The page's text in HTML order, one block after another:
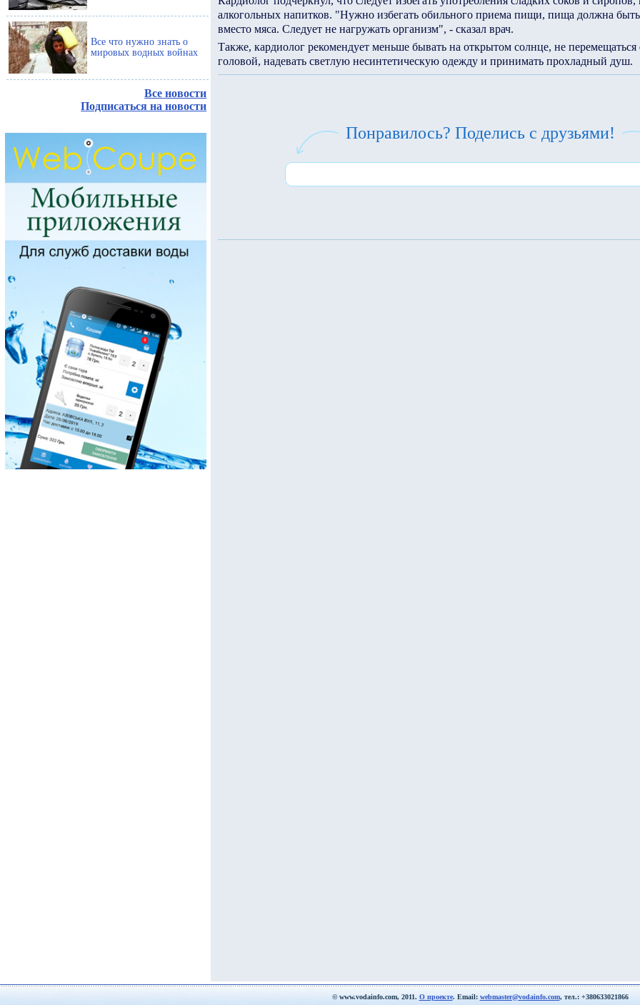
Все что нужно знать о
мировых водных войнах
Все новости
Подписаться на новости
алкогольных напитков. "Нужно избегать обильного приема пищи, пища должна быть
вместо мяса. Следует не нагружать организм", - сказал врач.
Также, кардиолог рекомендует меньше бывать на открытом солнце, не
головой, надевать светлую несинтетическую одежду и принимать прохладный душ.
Понравилось? Поделись с друзьями!
© www.vodainfo.com, 2011. О проекте. Email: webmaster@vodainfo.com, тел.: +380633021866